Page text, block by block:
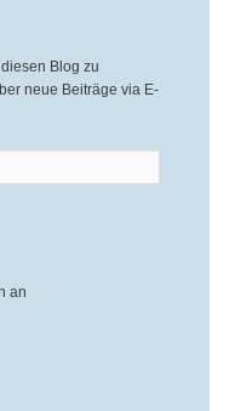
Blog zu
neue Beiträge via E-
an